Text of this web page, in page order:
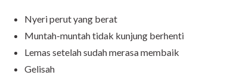
Nyeri perut yang berat
Muntah-muntah tidak kunjung berhenti
Lemas setelah sudah merasa membaik
Gelisah